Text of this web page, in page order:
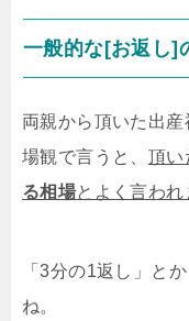
一般的な[お返し]
両親から頂いた出
場観で言うと、 頂い
る相場とよく言われ
「3分の1返し」と
ね。